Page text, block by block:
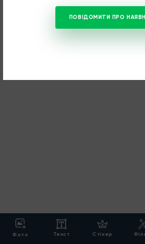
ПОВІДОМИТИ ПРО
Фото Текст Cтікер